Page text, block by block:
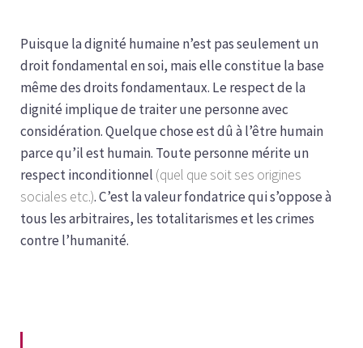
Puisque la dignité humaine n’est pas seulement un
droit fondamental en soi, mais elle constitue la base
même des droits fondamentaux. Le respect de la
dignité implique de traiter une personne avec
considération. Quelque chose est dû à l’être humain
parce qu’il est humain. Toute personne mérite un
respect inconditionnel (quel que soit ses origines
sociales etc.). C’est la valeur fondatrice qui s’oppose à
tous les arbitraires, les totalitarismes et les crimes
contre l’humanité.